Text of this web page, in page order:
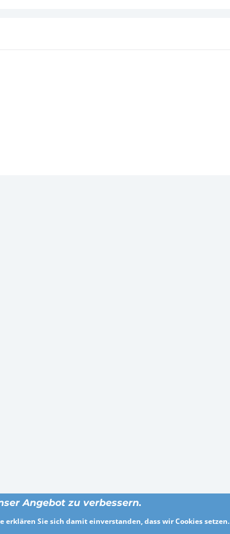
Angebot zu verbessern.
Sie sich damit einverstanden, dass wir Cookies setzen.